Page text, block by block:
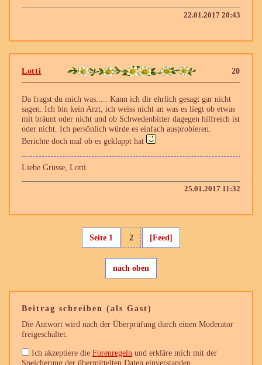
22.01.2017 20:43
20
Lotti
Da fragst du mich was..... Kann ich dir ehrlich gesagt gar nicht
sagen. Ich bin kein Arzt, ich weiss nicht an was es liegt ob etwas
mit bräunt oder nicht und ob Schwedenbitter dagegen hilfreich ist
oder nicht. Ich persönlich würde es einfach ausprobieren.
Berichte doch mal ob es geklappt hat
Liebe Grüsse, Lotti
25.01.2017 11:32
Seite 1 2 [Feed]
nach oben
Beitrag schreiben (als Gast)
Die Antwort wird nach der Überprüfung durch einen Moderator
freigeschaltet.
Ich akzeptiere die Forenregeln und erkläre mich mit der
Speicherung der übermittelten Daten einverstanden